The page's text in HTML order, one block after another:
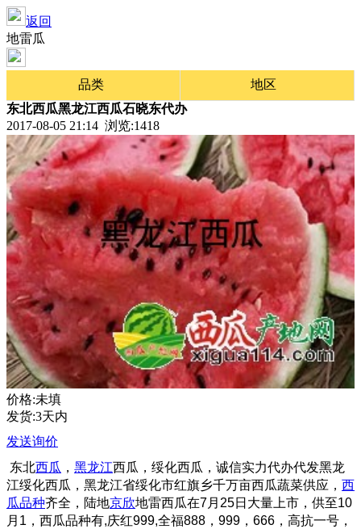
返回
地雷瓜
品类
地区
东北西瓜黑龙江西瓜石晓东代办
2017-08-05 21:14 浏览:1418
价格:未填
发货:3天内
发送询价
东北西瓜 ， 黑龙江西瓜，绥化西瓜，诚信实力代办代发黑龙
江绥化西瓜 ，黑龙江省绥化市红旗乡千万亩西瓜蔬菜供应， 西
瓜品种齐全，陆地京欣地雷西瓜在7月25日大量上市，供至10
月1，西瓜品种有,庆红999,全福888，999，666，高抗一号，